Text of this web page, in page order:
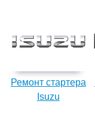
Ремонт стартера
Isuzu